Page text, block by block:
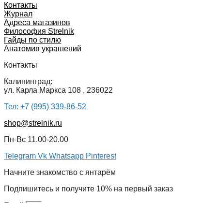
Контакты
Журнал
Адреса магазинов
Философия Strelnik
Гайды по стилю
Анатомия украшений
Контакты
Калининград:
ул. Карла Маркса 108 , 236022
Тел: +7 (995) 339-86-52
shop@strelnik.ru
Пн-Вс 11.00-20.00
Telegram Vk Whatsapp Pinterest
Начните знакомство с янтарём
Подпишитесь и получите 10% на первый заказ